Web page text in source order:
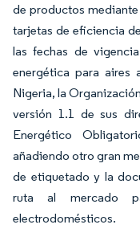
de productos
tarjetas de eficiencia
las fechas de
energética para aires
Nigeria, la
versión 1.1 de sus
Energético
añadiendo otro gran
de etiquetado y la
ruta al mercado
electrodomésticos.